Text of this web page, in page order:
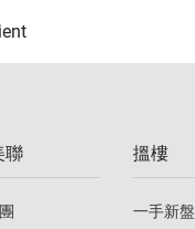
指數 較上週 0.7%
聯 搵樓
一手新盤